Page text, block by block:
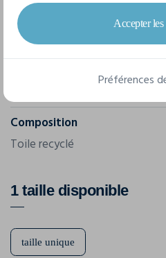
Référence
P453.08
Composition
Toile recyclé
1 taille disponible
taille unique
Accepter les
Préférences